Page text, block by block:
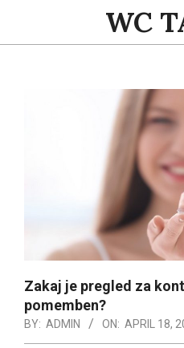
content
WC
Zakaj je pregled za
pomemben?
BY: ADMIN ON: APRIL 18,